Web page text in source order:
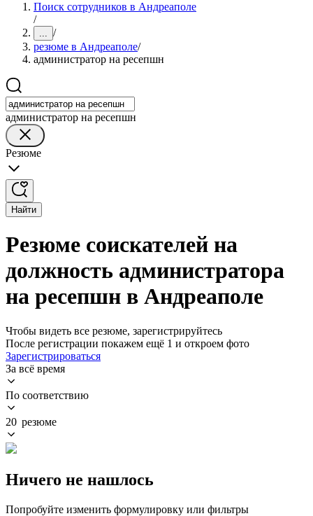
Поиск сотрудников в Андреаполе
/
... /
резюме в Андреаполе/
администратор на ресепшн
администратор на ресепшн
Резюме
Найти
Резюме соискателей на
должность администратора
на ресепшн в Андреаполе
Чтобы видеть все резюме, зарегистрируйтесь
После регистрации покажем ещё 1 и откроем фото
Зарегистрироваться
За всё время
По соответствию
20 резюме
Ничего не нашлось
Попробуйте изменить формулировку или фильтры